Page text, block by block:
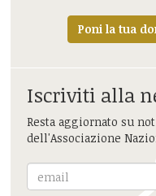
Poni la tua
Iscriviti alla
Resta aggiornato su
dell'Associazione